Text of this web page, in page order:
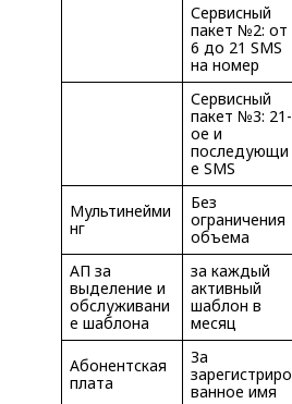
Сервисный
пакет №2: от
6 до 21 SMS
на номер
Сервисный
пакет №3: 21-
ое и
последующи
е SMS
Мультинейми
нг
Без
ограничения
объема
АП за
выделение и
обслуживани
е шаблона
за каждый
активный
шаблон в
месяц
Абонентская
плата
За
зарегистриро
ванное имя